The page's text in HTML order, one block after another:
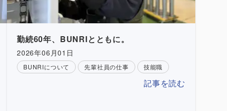
勤続60年、BUNRIとともに。
2026年06月01日
BUNRIについて 先輩社員の仕事 技能職
記事を読む